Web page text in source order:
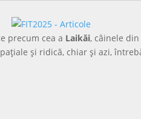
precum cea a Laikăi, câinele
și ridică, chiar și azi,